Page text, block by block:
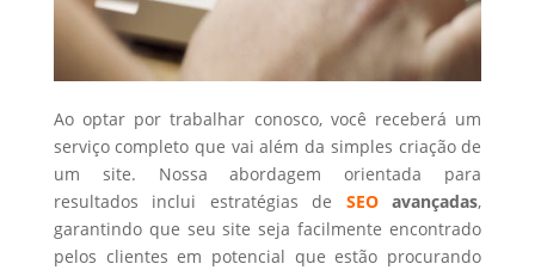
Ao optar por trabalhar conosco, você receberá um
serviço completo que vai além da simples criação de
um site. Nossa abordagem orientada para
resultados inclui estratégias de SEOavançadas,
garantindo que seu site seja facilmente encontrado
pelos clientes em potencial que estão procurando